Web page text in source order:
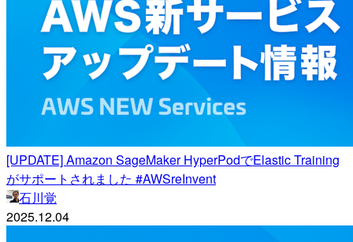
[UPDATE] Amazon SageMaker HyperPodでElastic Training
がサポートされました #AWSreInvent
石川覚
2025.12.04